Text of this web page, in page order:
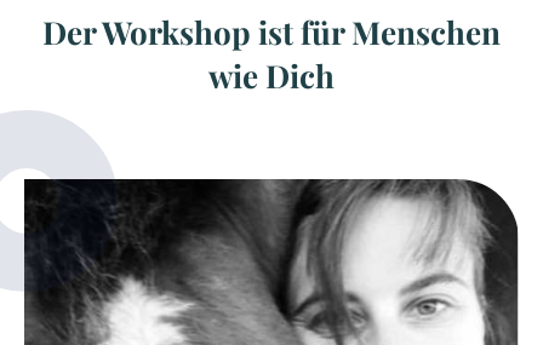
Der Workshop ist für Menschen
wie Dich